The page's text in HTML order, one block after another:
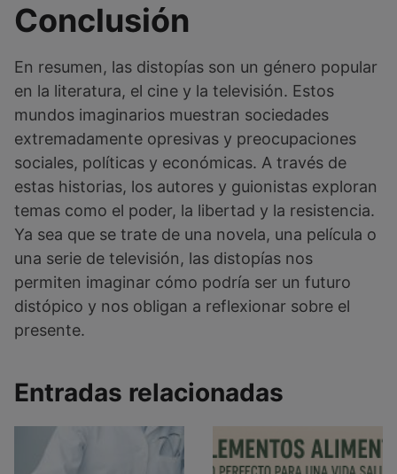
Conclusión
En resumen, las distopías son un género popular
en la literatura, el cine y la televisión. Estos
mundos imaginarios muestran sociedades
extremadamente opresivas y preocupaciones
sociales, políticas y económicas. A través de
estas historias, los autores y guionistas exploran
temas como el poder, la libertad y la resistencia.
Ya sea que se trate de una novela, una película o
una serie de televisión, las distopías nos
permiten imaginar cómo podría ser un futuro
distópico y nos obligan a reflexionar sobre el
presente.
Entradas relacionadas